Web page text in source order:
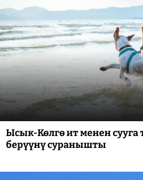
Ысык-Көлгө ит менен сууга
берүүнү суранышты